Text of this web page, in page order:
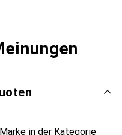
in der Kategorie